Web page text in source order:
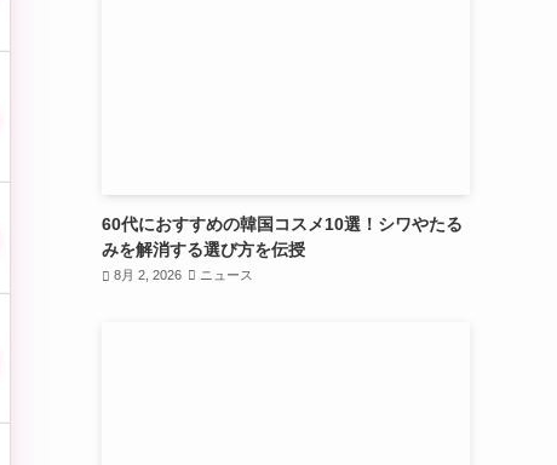
60代におすすめの韓国コスメ10選！シワやたる
みを解消する選び方を伝授
8月 2, 2026 ニュース